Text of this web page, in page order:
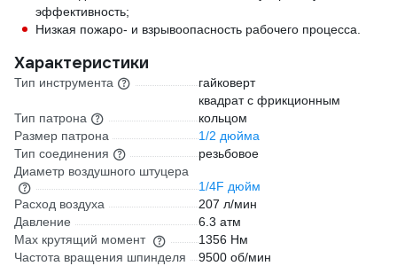
эффективность;
Низкая пожаро- и взрывоопасность рабочего процесса.
Характеристики
Тип инструмента гайковерт
Тип патрона
квадрат с фрикционным
кольцом
Размер патрона
1/2 дюйма
Тип соединения
резьбовое
Диаметр воздушного штуцера
1/4F дюйм
Расход воздуха
207 л/мин
Давление
6.3 атм
Max крутящий момент
1356 Нм
Частота вращения шпинделя
9500 об/мин